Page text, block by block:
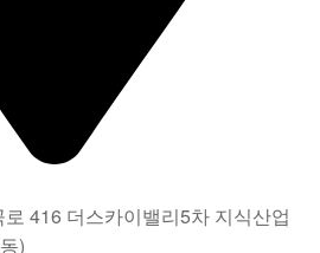
416 더스카이밸리5차 지식산업
)